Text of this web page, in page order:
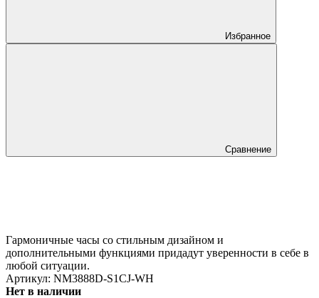
Избранное
Сравнение
Гармоничные часы со стильным дизайном и
дополнительными функциями придадут уверенности в себе в
любой ситуации.
Артикул: NM3888D-S1CJ-WH
Нет в наличии